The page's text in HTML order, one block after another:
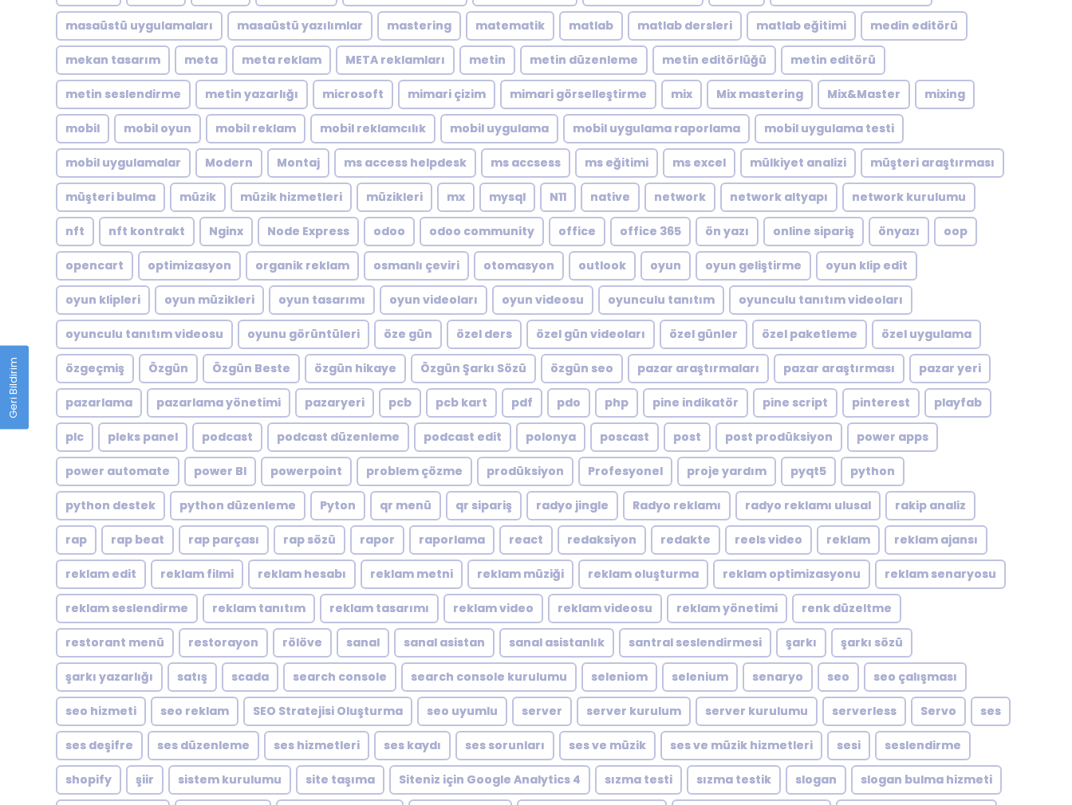
masaüstü uygulamaları masaüstü yazılımlar mastering matematik matlab matlab dersleri matlab eğitimi medin editörü
mekan tasarım meta meta reklam META reklamları metin metin düzenleme metin editörlüğü metin editörü
metin seslendirme metin yazarlığı microsoft mimari çizim mimari görselleştirme mix Mix mastering Mix&Master mixing
mobil mobil oyun mobil reklam mobil reklamcılık mobil uygulama mobil uygulama raporlama mobil uygulama testi
mobil uygulamalar Modern Montaj ms access helpdesk ms accsess ms eğitimi ms excel mülkiyet analizi müşteri araştırması
müşteri bulma müzik müzik hizmetleri müzikleri mx mysql N11 native network network altyapı network kurulumu
nft nft kontrakt Nginx Node Express odoo odoo community office office 365 ön yazı online sipariş önyazı oop
opencart optimizasyon organik reklam osmanlı çeviri otomasyon outlook oyun oyun geliştirme oyun klip edit
oyun klipleri oyun müzikleri oyun tasarımı oyun videoları oyun videosu oyunculu tanıtım oyunculu tanıtım videoları
oyunculu tanıtım videosu oyunu görüntüleri öze gün özel ders özel gün videoları özel günler özel paketleme özel uygulama
özgeçmiş Özgün Özgün Beste özgün hikaye Özgün Şarkı Sözü özgün seo pazar araştırmaları pazar araştırması pazar yeri
pazarlama pazarlama yönetimi pazaryeri pcb pcb kart pdf pdo php pine indikatör pine script pinterest playfab
plc pleks panel podcast podcast düzenleme podcast edit polonya poscast post post prodüksiyon power apps
power automate power BI powerpoint problem çözme prodüksiyon Profesyonel proje yardım pyqt5 python
python destek python düzenleme Pyton qr menü qr sipariş radyo jingle Radyo reklamı radyo reklamı ulusal rakip analiz
rap rap beat rap parçası rap sözü rapor raporlama react redaksiyon redakte reels video reklam reklam ajansı
reklam edit reklam filmi reklam hesabı reklam metni reklam müziği reklam oluşturma reklam optimizasyonu reklam senaryosu
reklam seslendirme reklam tanıtım reklam tasarımı reklam video reklam videosu reklam yönetimi renk düzeltme
restorant menü restorayon rölöve sanal sanal asistan sanal asistanlık santral seslendirmesi şarkı şarkı sözü
şarkı yazarlığı satış scada search console search console kurulumu seleniom selenium senaryo seo seo çalışması
seo hizmeti seo reklam SEO Stratejisi Oluşturma seo uyumlu server server kurulum server kurulumu serverless Servo ses
ses deşifre ses düzenleme ses hizmetleri ses kaydı ses sorunları ses ve müzik ses ve müzik hizmetleri sesi seslendirme
shopify şiir sistem kurulumu site taşıma Siteniz için Google Analytics 4 sızma testi sızma testik slogan slogan bulma hizmeti
Geri Bildirim